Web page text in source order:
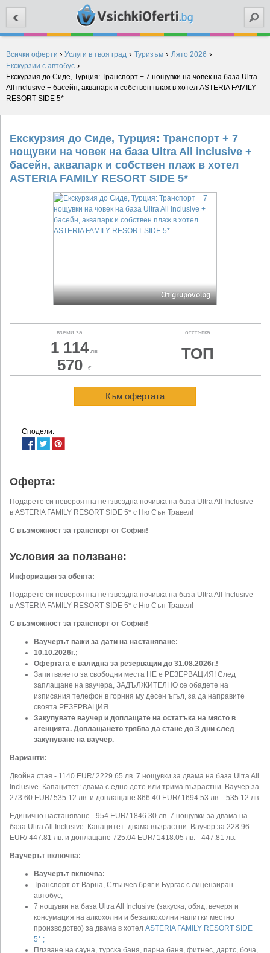
Всички оферти › Услуги в твоя град › Туризъм › Лято 2026 ›
Екскурзии с автобус ›
Екскурзия до Сиде, Турция: Транспорт + 7 нощувки на човек на база Ultra
All inclusive + басейн, аквапарк и собствен плаж в хотел ASTERIA FAMILY
RESORT SIDE 5*
Екскурзия до Сиде, Турция: Транспорт + 7
нощувки на човек на база Ultra All inclusive +
басейн, аквапарк и собствен плаж в хотел
ASTERIA FAMILY RESORT SIDE 5*
От grupovo.bg
вземи за
1 114 лв
570 €
отстъпка
ТОП
Към офертата
Сподели:
Оферта:
Подарете си невероятна петзвездна почивка на база Ultra All Inclusive
в ASTERIA FAMILY RESORT SIDE 5* с Ню Сън Травел!
С възможност за транспорт от София!
Условия за ползване:
Информация за обекта:
Подарете си невероятна петзвездна почивка на база Ultra All Inclusive
в ASTERIA FAMILY RESORT SIDE 5* с Ню Сън Травел!
С възможност за транспорт от София!
Ваучерът важи за дати на настаняване:
10.10.2026г.;
Офертата е валидна за резервации до 31.08.2026г.!
Запитването за свободни места НЕ е РЕЗЕРВАЦИЯ! След
заплащане на ваучера, ЗАДЪЛЖИТЕЛНО се обадете на
изписания телефон в горния му десен ъгъл, за да направите
своята РЕЗЕРВАЦИЯ.
Закупувате ваучер и доплащате на остатъка на място в
агенцията. Доплащането трябва да стане до 3 дни след
закупуване на ваучер.
Варианти:
Двойна стая - 1140 EUR/ 2229.65 лв. 7 нощувки за двама на база Ultra All
Inclusive. Капацитет: двама с едно дете или трима възрастни. Ваучер за
273.60 EUR/ 535.12 лв. и доплащане 866.40 EUR/ 1694.53 лв. - 535.12 лв.
Единично настаняване - 954 EUR/ 1846.30 лв. 7 нощувки за двама на
база Ultra All Inclusive. Капацитет: двама възрастни. Ваучер за 228.96
EUR/ 447.81 лв. и доплащане 725.04 EUR/ 1418.05 лв. - 447.81 лв.
Ваучерът включва:
Ваучерът включва:
Транспорт от Варна, Слънчев бряг и Бургас с лицензиран
автобус;
7 нощувки на база Ultra All Inclusive (закуска, обяд, вечеря и
консумация на алкохолни и безалкохолни напитки местно
производство) за двама в хотел ASTERIA FAMILY RESORT SIDE
5* ;
Плзване на сауна, турска баня, парна баня, фитнес, дартс, боча,